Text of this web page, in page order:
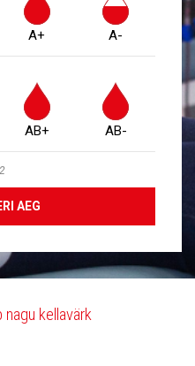
A+ A-
AB+ AB-
AEG
kellavärk